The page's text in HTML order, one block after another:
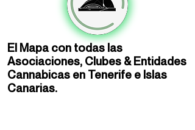
El Mapa con todas las
Asociaciones, Clubes & Entidades
Cannabicas en Tenerife e Islas
Canarias.